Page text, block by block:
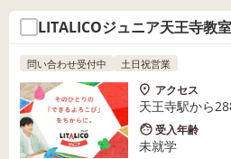
LITALICOジュニア天王寺教室
問い合わせ受付中 土日祝営業
アクセス
天王寺駅から
受入年齢
未就学